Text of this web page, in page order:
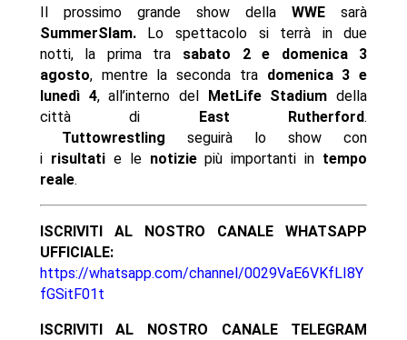
Il prossimo grande show dellaWWE sarà
SummerSlam.Lo spettacolo si terrà in due
notti, la prima tra sabato 2 e domenica 3
agosto, mentre la seconda tra domenica 3 e
lunedì 4, all’interno del MetLife Stadium della
città di
East Rutherford.
Tuttowrestling seguirà lo show con
i risultatie le notiziepiù importanti in tempo
reale.
ISCRIVITI AL NOSTRO CANALE WHATSAPP
UFFICIALE:
https://whatsapp.com/channel/0029VaE6VKfLI8Y
fGSitF01t
ISCRIVITI AL NOSTRO CANALE TELEGRAM